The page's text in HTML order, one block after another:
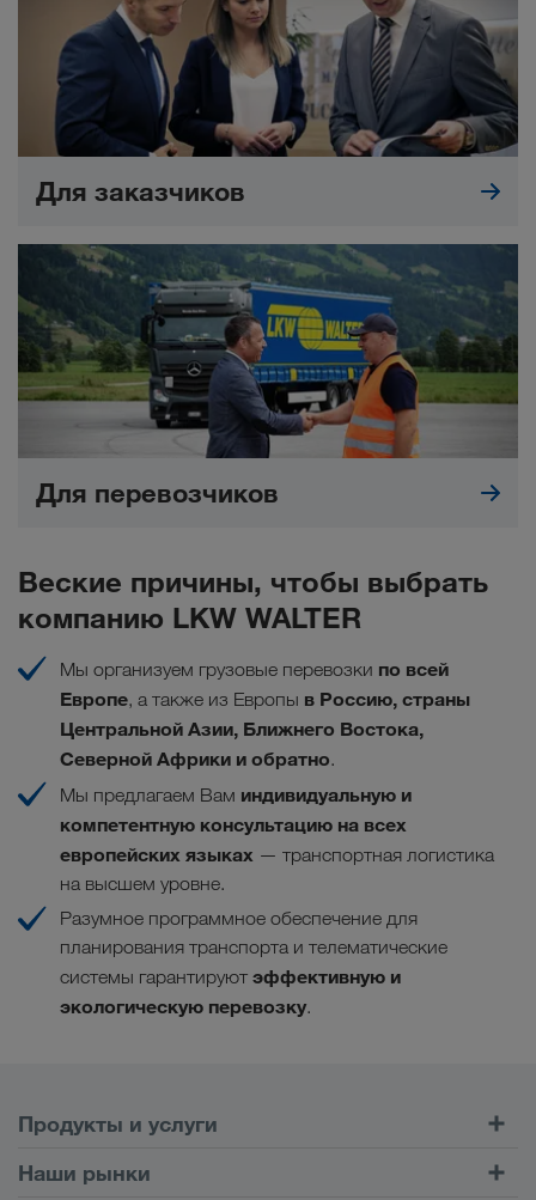
Для заказчиков
Для перевозчиков
Веские причины, чтобы выбрать
компанию LKW WALTER
Мы организуем грузовые перевозки по всей
Европе, а также из Европы в Россию, страны
Центральной Азии, Ближнего Востока,
Северной Африки и обратно.
Мы предлагаем Вам индивидуальную и
компетентную консультацию на всех
европейских языках — транспортная логистика
на высшем уровне.
Разумное программное обеспечение для
планирования транспорта и телематические
системы гарантируют эффективную и
экологическую перевозку.
Продукты и услуги
Наши рынки